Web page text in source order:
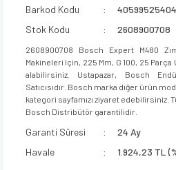
Barkod Kodu
Stok Kodu
2608900708
2608900708 Bosch Expert M480
Makineleri Için, 225 Mm, G 100, 25
alabilirsiniz. Ustapazar, Bosch
Satıcısıdır. Bosch marka diğer ürün
kategori sayfamızı ziyaret edebilirsiniz.
Bosch Distribütör garantilidir.
Garanti Süresi
24 Ay
Havale
1.924,23 TL